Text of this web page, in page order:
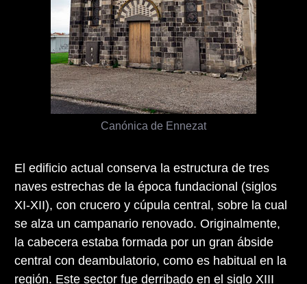
El edificio actual conserva la estructura de tres
naves estrechas de la época fundacional (siglos
XI-XII), con crucero y cúpula central, sobre la cual
se alza un campanario renovado. Originalmente,
la cabecera estaba formada por un gran ábside
central con deambulatorio, como es habitual en la
región. Este sector fue derribado en el siglo XIII
Canónica de Ennezat